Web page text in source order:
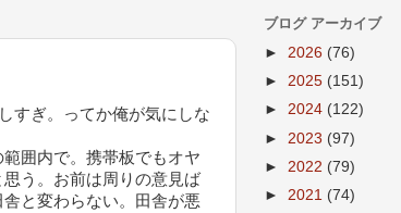
すぎ。ってか俺が気にしな
囲内で。携帯板でもオヤ
う。お前は周りの意見ば
と変わらない。田舎が悪
ブログ アーカイブ
► 2026 (76)
► 2025 (151)
► 2024 (122)
► 2023 (97)
► 2022 (79)
► 2021 (74)